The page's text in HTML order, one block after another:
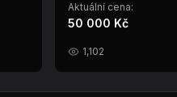
Aktuální cena:
50 000 Kč
1,102